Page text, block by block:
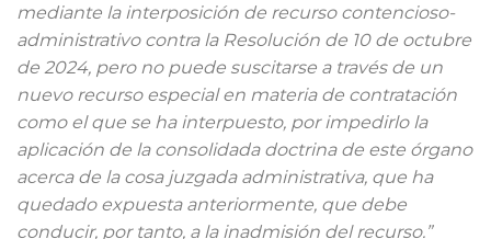
mediante la interposición de recurso contencioso-
administrativo contra la Resolución de 10 de octubre
de 2024, pero no puede suscitarse a través de un
nuevo recurso especial en materia de contratación
como el que se ha interpuesto, por impedirlo la
aplicación de la consolidada doctrina de este órgano
acerca de la cosa juzgada administrativa, que ha
quedado expuesta anteriormente, que debe
conducir, por tanto, a la inadmisión del recurso.”